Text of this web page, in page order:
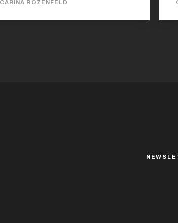
Livres-Mondes aux éditions de L’Atalante.
CARINA ROZENFELD